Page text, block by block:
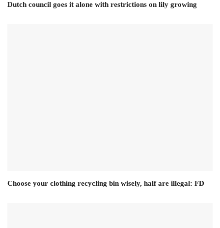
Dutch council goes it alone with restrictions on lily growing
Choose your clothing recycling bin wisely, half are illegal: FD